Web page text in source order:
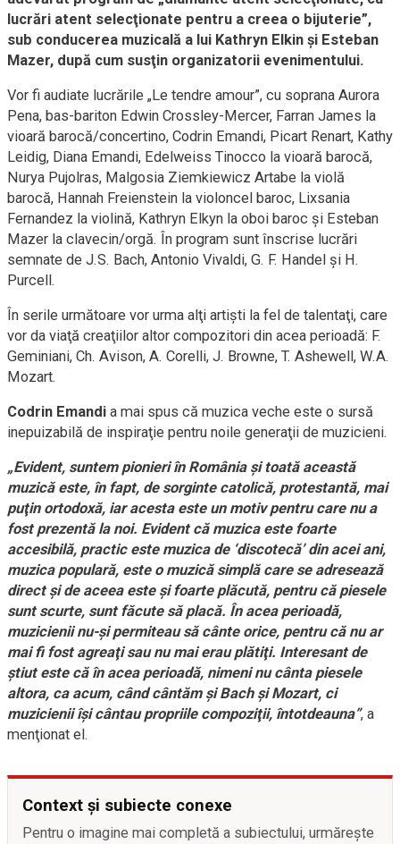
lucrări atent selecţionate pentru a creea o bijuterie”,
sub conducerea muzicală a lui Kathryn Elkin şi Esteban
Mazer, după cum susţin organizatorii evenimentului.
Vor fi audiate lucrările „Le tendre amour”, cu soprana Aurora
Pena, bas-bariton Edwin Crossley-Mercer, Farran James la
vioară barocă/concertino, Codrin Emandi, Picart Renart, Kathy
Leidig, Diana Emandi, Edelweiss Tinocco la vioară barocă,
Nurya Pujolras, Malgosia Ziemkiewicz Artabe la violă
barocă, Hannah Freienstein la violoncel baroc, Lixsania
Fernandez la violină, Kathryn Elkyn la oboi baroc şi Esteban
Mazer la clavecin/orgă. În program sunt înscrise lucrări
semnate de J.S. Bach, Antonio Vivaldi, G. F. Handel şi H.
Purcell.
În serile următoare vor urma alţi artişti la fel de talentaţi, care
vor da viaţă creaţiilor altor compozitori din acea perioadă: F.
Geminiani, Ch. Avison, A. Corelli, J. Browne, T. Ashewell, W.A.
Mozart.
Codrin Emandi a mai spus că muzica veche este o sursă
inepuizabilă de inspiraţie pentru noile generaţii de muzicieni.
„Evident, suntem pionieri în România şi toată această
muzică este, în fapt, de sorginte catolică, protestantă, mai
puţin ortodoxă, iar acesta este un motiv pentru care nu a
fost prezentă la noi. Evident că muzica este foarte
accesibilă, practic este muzica de ‘discotecă’ din acei ani,
muzica populară, este o muzică simplă care se adresează
direct şi de aceea este şi foarte plăcută, pentru că piesele
sunt scurte, sunt făcute să placă. În acea perioadă,
muzicienii nu-şi permiteau să cânte orice, pentru că nu ar
mai fi fost agreaţi sau nu mai erau plătiţi. Interesant de
ştiut este că în acea perioadă, nimeni nu cânta piesele
altora, ca acum, când cântăm şi Bach şi Mozart, ci
muzicienii îşi cântau propriile compoziţii, întotdeauna”, a
menţionat el.
Context și subiecte conexe
Pentru o imagine mai completă a subiectului, urmărește